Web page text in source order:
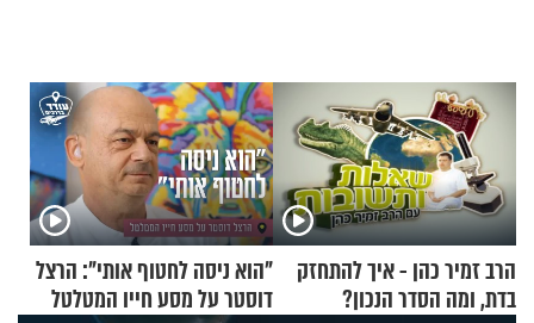
הרב זמיר כהן - איך להתחזק
בדת, ומה הסדר הנכון?
"הוא ניסה לחטוף אותי": הרצל
דוסטר על מסע חייו המטלטל